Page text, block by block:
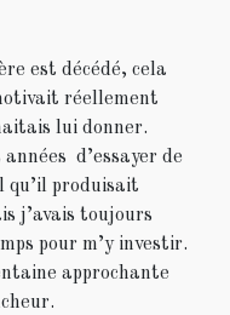
est décédé, cela
réellement
lui donner.
d’essayer de
produisait
j’avais toujours
pour m’y investir.
approchante